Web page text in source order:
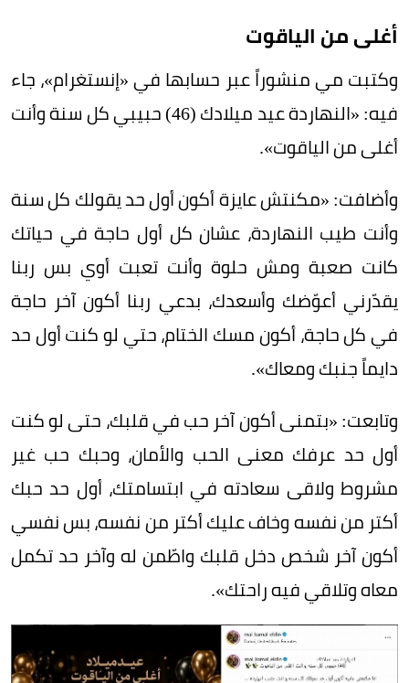
أغلى من الياقوت
وكتبت مي منشوراً عبر حسابها في «إنستغرام»، جاء
فيه: «النهاردة عيد ميلادك (46) حبيبي كل سنة وأنت
أغلى من الياقوت».
وأضافت: «مكنتش عايزة أكون أول حد يقولك كل سنة
وأنت طيب النهاردة، عشان كل أول حاجة في حياتك
كانت صعبة ومش حلوة وأنت تعبت أوي بس ربنا
يقدّرني أعوّضك وأسعدك، بدعي ربنا أكون آخر حاجة
في كل حاجة، أكون مسك الختام، حتي لو كنت أول حد
دايماً جنبك ومعاك».
وتابعت: «بتمنى أكون آخر حب في قلبك، حتى لو كنت
أول حد عرفك معنى الحب والأمان، وحبك حب غير
مشروط ولاقى سعادته في ابتسامتك، أول حد حبك
أكتر من نفسه وخاف عليك أكتر من نفسه، بس نفسي
أكون آخر شخص دخل قلبك واطّمن له وآخر حد تكمل
معاه وتلاقي فيه راحتك».